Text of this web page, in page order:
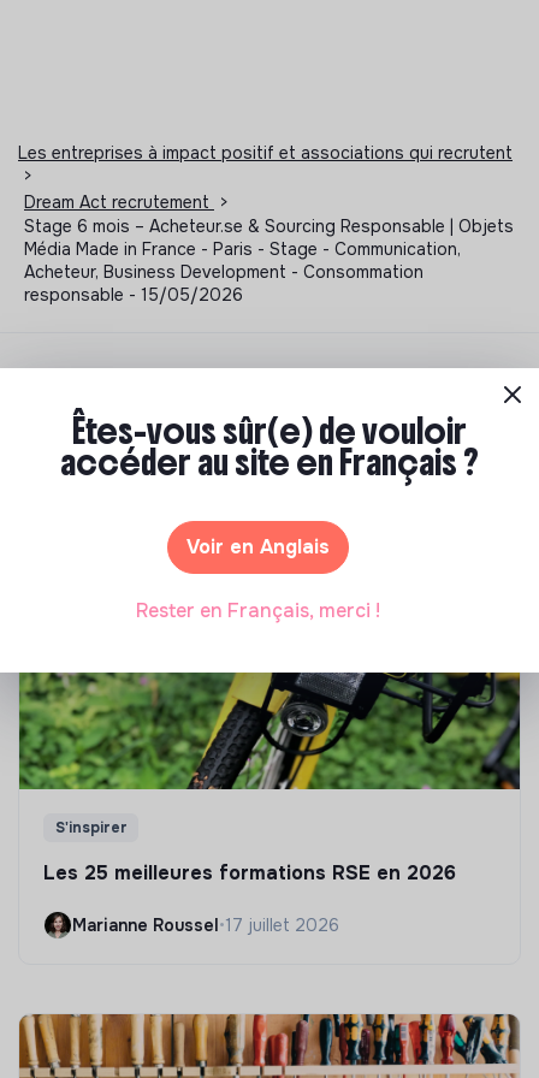
Les entreprises à impact positif et associations qui recrutent
>
Dream Act recrutement
>
Stage 6 mois – Acheteur.se & Sourcing Responsable | Objets
Média Made in France - Paris - Stage - Communication,
Acheteur, Business Development - Consommation
responsable - 15/05/2026
Notre sélection de formations à impact
Tu souhaites te réorienter mais tu ne sais pas par où
commencer ? Pas de panique, on te propose une
écologique et solidaire !
S'inspirer
Les 25 meilleures formations RSE en 2026
Marianne Roussel•17 juillet 2026
Êtes-vous sûr(e) de vouloir
accéder au site en Français ?
Voir en Anglais
Rester en Français, merci !